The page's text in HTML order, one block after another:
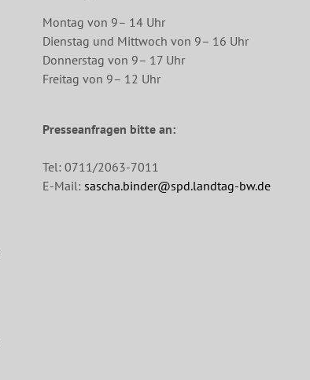
Montag von 9– 14 Uhr
Dienstag und Mittwoch von 9– 16 Uhr
Donnerstag von 9– 17 Uhr
Freitag von 9– 12 Uhr
Presseanfragen bitte an:
Tel: 0711/2063-7011
E-Mail:sascha.binder@spd.landtag-bw.de